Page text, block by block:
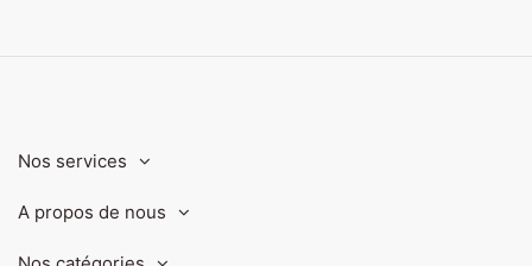
Nos services
A propos de nous